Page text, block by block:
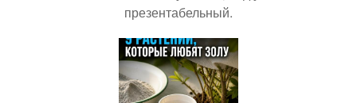
презентабельный.